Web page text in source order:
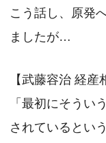
こう話し、原発
ましたが…
【武藤容治 経産
「最初にそうい
されているとい